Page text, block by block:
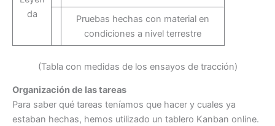
da
Pruebas hechas con material en
condiciones a nivel terrestre
(Tabla con medidas de los ensayos de tracción)
Organización de las tareas
Para saber qué tareas teníamos que hacer y cuales ya
estaban hechas, hemos utilizado un tablero Kanban online.